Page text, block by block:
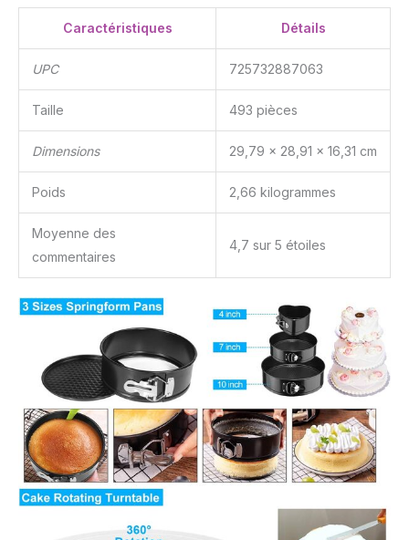
outils de gâteau avec
notre service client
rencontrez un problème,
Caractéristiques Détails
UPC 725732887063
Taille 493 pièces
Dimensions 29,79 x 28,91 x 16,31 cm
Poids 2,66 kilogrammes
Moyenne des
commentaires
4,7 sur 5 étoiles